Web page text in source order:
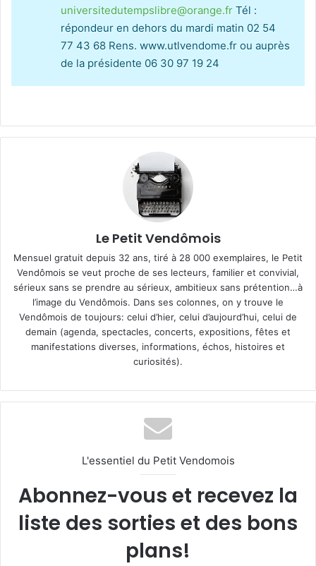
universitedutempslibre@orange.fr Tél :
répondeur en dehors du mardi matin 02 54
77 43 68 Rens. www.utlvendome.fr ou auprès
de la présidente 06 30 97 19 24
Le Petit Vendômois
Mensuel gratuit depuis 32 ans, tiré à 28 000 exemplaires, le Petit
Vendômois se veut proche de ses lecteurs, familier et convivial,
sérieux sans se prendre au sérieux, ambitieux sans prétention…à
l’image du Vendômois. Dans ses colonnes, on y trouve le
Vendômois de toujours: celui d’hier, celui d’aujourd’hui, celui de
demain (agenda, spectacles, concerts, expositions, fêtes et
manifestations diverses, informations, échos, histoires et
curiosités).
L'essentiel du Petit Vendomois
Abonnez-vous et recevez la
liste des sorties et des bons
plans!